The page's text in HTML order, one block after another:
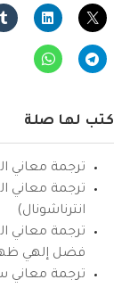
كتب لها صلة
ترجمة معاني
ترجمة معاني
انترناشونال)
ترجمة معاني
فضل إلهي
ترجمة معاني